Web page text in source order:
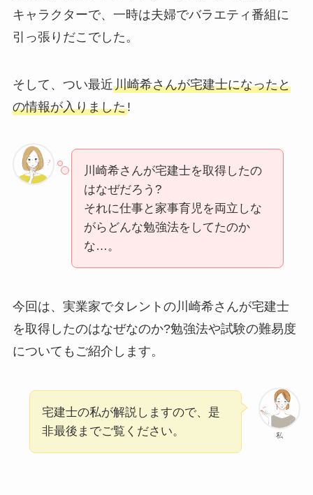
キャラクターで、一時は夫婦でバラエティ番組に
引っ張りだこでした。
そして、つい最近川崎希さんが宅建士になったと
の情報が入りました!
川崎希さんが宅建士を取得したの
はなぜだろう?
それに仕事と家事育児を両立しな
がらどんな勉強法をしてたのか
な…。
今回は、実業家でタレントの川崎希さんが宅建士
を取得したのはなぜなのか?勉強法や試験の難易度
についてもご紹介します。
私
宅建士の私が解説しますので、是
非最後までご覧ください。